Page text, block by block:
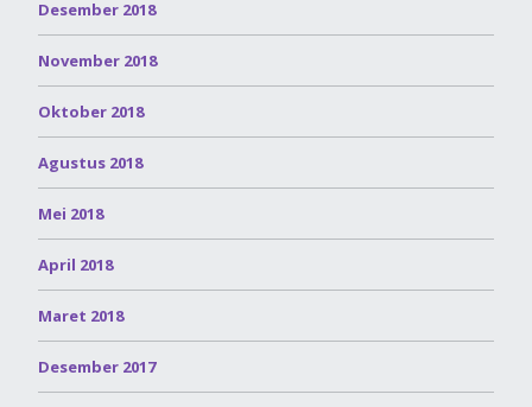
Desember 2018
November 2018
Oktober 2018
Agustus 2018
Mei 2018
April 2018
Maret 2018
Desember 2017